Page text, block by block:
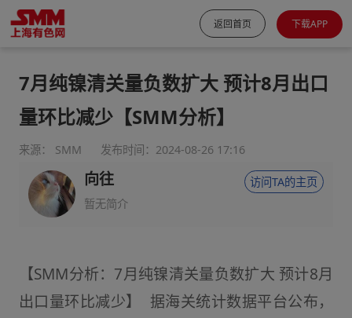
返回首页 下载APP
7月纯镍清关量负数扩大 预计8月出口
量环比减少【SMM分析】
来源： SMM 发布时间：2024-08-26 17:16
向往
暂无简介
访问TA的主页
【SMM分析：7月纯镍清关量负数扩大 预计8月
出口量环比减少】 据海关统计数据平台公布，